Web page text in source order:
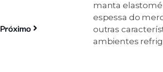
Próximo
manta
espessa do
outras
ambientes